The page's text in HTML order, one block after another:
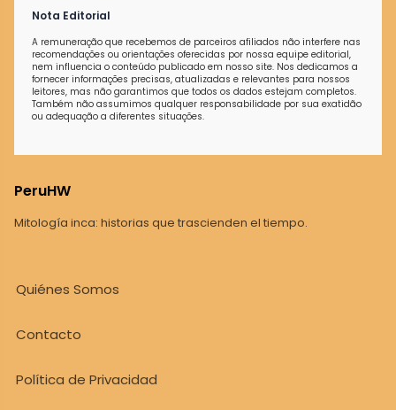
Nota Editorial
A remuneração que recebemos de parceiros afiliados não interfere nas
recomendações ou orientações oferecidas por nossa equipe editorial,
nem influencia o conteúdo publicado em nosso site. Nos dedicamos a
fornecer informações precisas, atualizadas e relevantes para nossos
leitores, mas não garantimos que todos os dados estejam completos.
Também não assumimos qualquer responsabilidade por sua exatidão
ou adequação a diferentes situações.
PeruHW
Mitología inca: historias que trascienden el tiempo.
Quiénes Somos
Contacto
Política de Privacidad